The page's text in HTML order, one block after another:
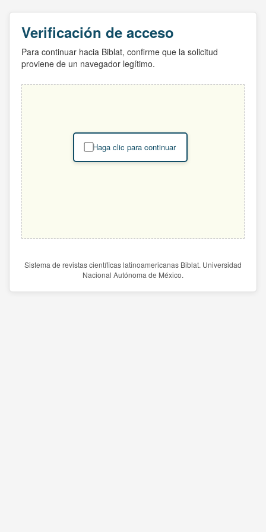
Verificación de acceso
Para continuar hacia Biblat, confirme que la solicitud
proviene de un navegador legítimo.
Haga clic para continuar
Sistema de revistas científicas latinoamericanas Biblat. Universidad
Nacional Autónoma de México.